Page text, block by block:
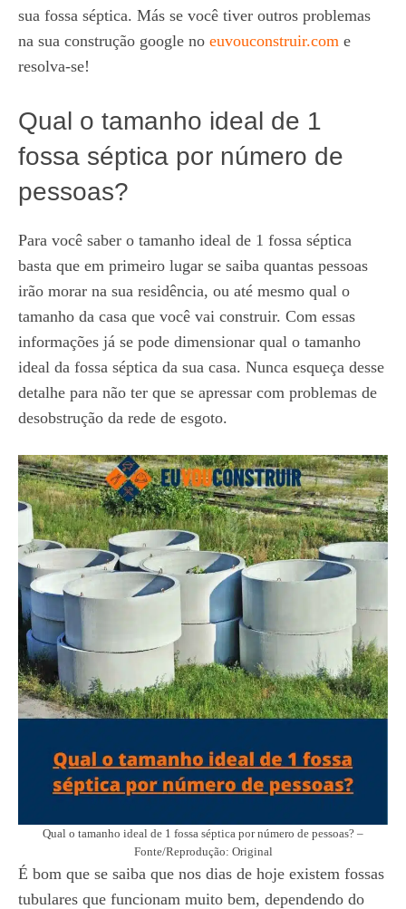
sua fossa séptica. Más se você tiver outros problemas
na sua construção google no euvouconstruir.com e
resolva-se!
Qual o tamanho ideal de 1
fossa séptica por número de
pessoas?
Para você saber o tamanho ideal de 1 fossa séptica
basta que em primeiro lugar se saiba quantas pessoas
irão morar na sua residência, ou até mesmo qual o
tamanho da casa que você vai construir. Com essas
informações já se pode dimensionar qual o tamanho
ideal da fossa séptica da sua casa. Nunca esqueça desse
detalhe para não ter que se apressar com problemas de
desobstrução da rede de esgoto.
Qual o tamanho ideal de 1 fossa séptica por número de pessoas? –
Fonte/Reprodução: Original
É bom que se saiba que nos dias de hoje existem fossas
tubulares que funcionam muito bem, dependendo do